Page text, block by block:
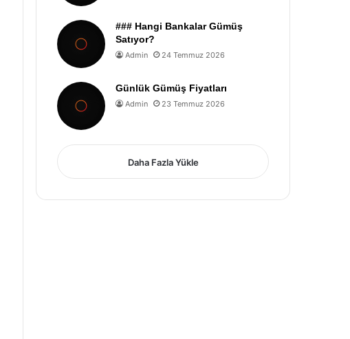
### Hangi Bankalar Gümüş
Satıyor?
Admin 24 Temmuz 2026
Günlük Gümüş Fiyatları
Admin 23 Temmuz 2026
Daha Fazla Yükle